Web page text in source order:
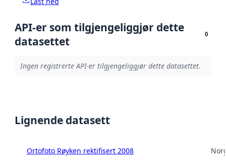
API-er som tilgjengeliggjør dette
datasettet
0
Ingen registrerte API-er tilgjengeliggjør dette datasettet.
Lignende datasett
Ortofoto Røyken rektifisert 2008